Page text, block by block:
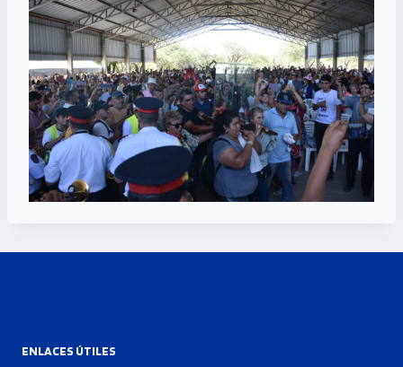
ENLACES ÚTILES